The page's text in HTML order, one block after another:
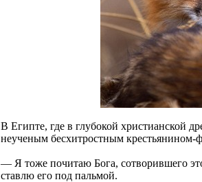
В Египте, где в глубокой христианской
неученым бесхитростным крестьянином-
— Я тоже почитаю Бога, сотворившего
ставлю его под пальмой.